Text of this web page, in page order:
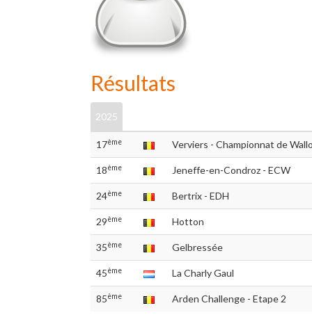
Résultats
2025
17ème Verviers - Championnat de
18ème Jeneffe-en-Condroz - ECW
24ème Bertrix - EDH
29ème Hotton
35ème Gelbressée
45ème La Charly Gaul
85ème Arden Challenge - Etape 2